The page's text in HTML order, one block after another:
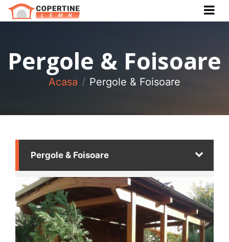
Cauta Produs
Cauta
Pergole & Foisoare
Acasa Pergole & Foisoare
Pergole & Foisoare
Copertine intrare
Copertine auto